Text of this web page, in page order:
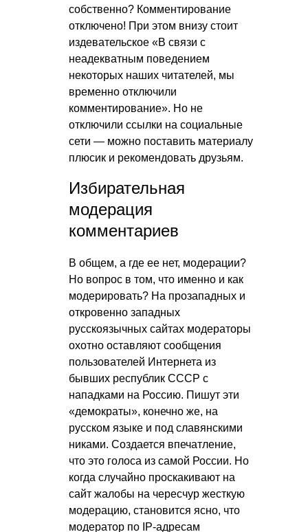
собственно? Комментирование
отключено! При этом внизу стоит
издевательское «В связи с
неадекватным поведением
некоторых наших читателей, мы
временно отключили
комментирование». Но не
отключили ссылки на социальные
сети — можно поставить материалу
плюсик и рекомендовать друзьям.
Избирательная
модерация
комментариев
В общем, а где ее нет, модерации?
Но вопрос в том, что именно и как
модерировать? На прозападных и
откровенно западных
русскоязычных сайтах модераторы
охотно оставляют сообщения
пользователей Интернета из
бывших республик СССР с
нападками на Россию. Пишут эти
«демократы», конечно же, на
русском языке и под славянскими
никами. Создается впечатление,
что это голоса из самой России. Но
когда случайно проскакивают на
сайт жалобы на чересчур жесткую
модерацию, становится ясно, что
модератор по IP-адресам